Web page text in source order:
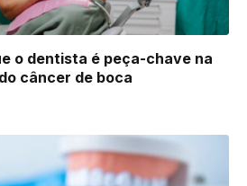
o dentista é peça-chave na
câncer de boca